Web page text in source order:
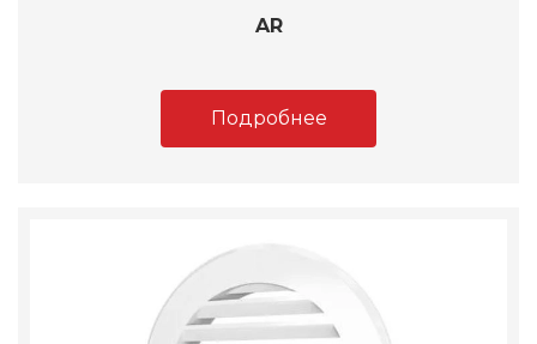
AR
Подробнее